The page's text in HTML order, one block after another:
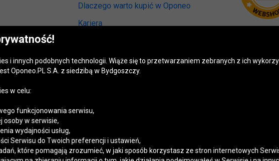
(DSA)
Dlaczego warto kupić w Oponeo
Kariera
Biuro prasowe
Kręci nas recykling
Mapa fotoradarów
Ustawienia cookies
i innych podobnych technologii. Wiąże się to przetwarzaniem zebranych z ich
Oponeo.PL S.A. z siedzibą w Bydgoszczy.
w celu:
funkcjonowania serwisu,
osoby w serwisie,
wydajności usług,
Serwisu do Twoich preferencji i ustawień,
które pomagają zrozumieć, w jaki sposób korzystasz ze stron internetowych